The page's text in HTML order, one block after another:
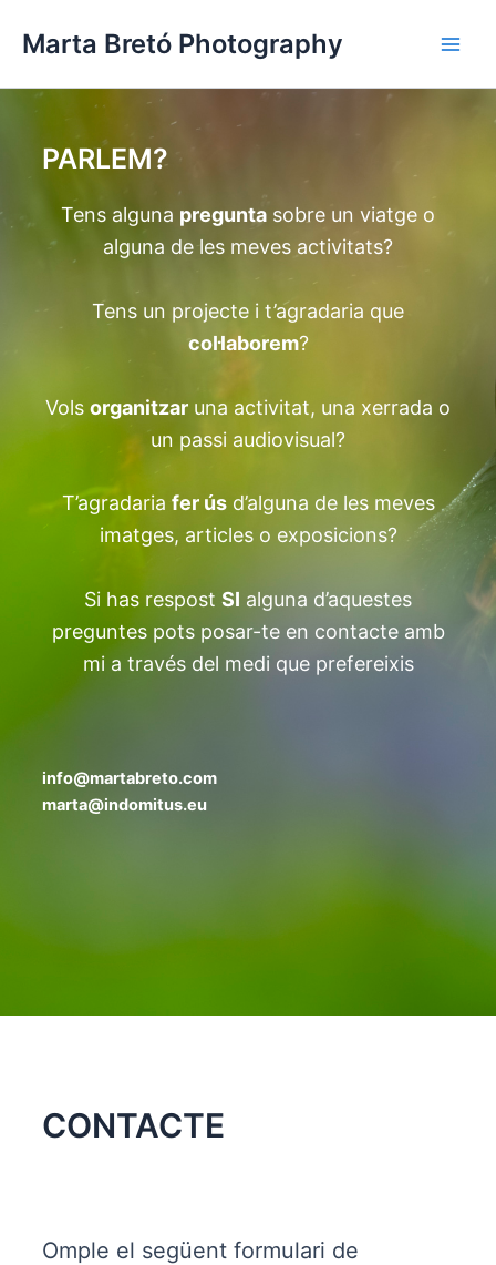
Marta Bretó Photography
PARLEM?
Tens alguna pregunta sobre un viatge o
alguna de les meves activitats?
Tens un projecte i t’agradaria que
col·laborem?
Vols organitzar una activitat, una xerrada o
un passi audiovisual?
T’agradaria fer úsd’alguna de les meves
imatges, articles o exposicions?
Si has respost SI alguna d’aquestes
preguntes pots posar-te en contacte amb
mi a través del medi que prefereixis
info@martabreto.com
marta@indomitus.eu
CONTACTE
Omple el següent formulari de